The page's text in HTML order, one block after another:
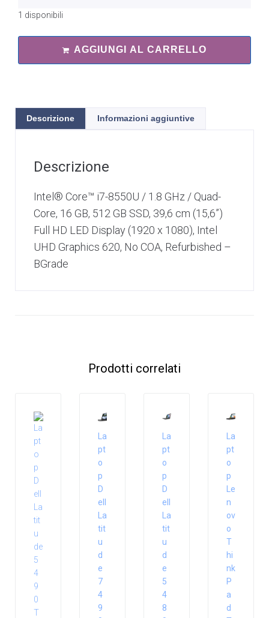
1 disponibili
AGGIUNGI AL CARRELLO
Descrizione Informazioni aggiuntive
Descrizione
Intel® Core™ i7-8550U / 1.8 GHz / Quad-
Core, 16 GB, 512 GB SSD, 39,6 cm (15,6”)
Full HD LED Display (1920 x 1080), Intel
UHD Graphics 620, No COA, Refurbished –
BGrade
Prodotti correlati
La
pt
o
p
D
ell
La
tit
u
d
e
7
4
9
La
pt
o
p
D
ell
La
tit
u
d
e
5
4
8
La
pt
o
p
Le
n
ov
o
T
hi
nk
P
a
d